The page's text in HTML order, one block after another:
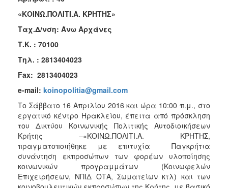
2017
2016
2015
2012
2011
ΔΗΜΟΣ
ΠΟΛΙΤΙΣΜΟΣ
ΑΝΘΕΚΤΙΚΗ
ΠΟΛΗ
«ΚΟΙΝΩ.ΠΟΛΙΤΙ.Α. ΚΡΗΤΗΣ»
Ταχ.Δ/νση: Άνω Αρχάνες
Τ.Κ. : 70100
Τηλ. : 2813404023
Fax: 2813404023
e-mail: koinopolitia@gmail.com
Το Σάββατο 16 Απριλίου 2016 και ώρα 10:00 π.μ., στο
εργατικό κέντρο Ηρακλείου, έπειτα από πρόσκληση
του Δικτύου Κοινωνικής Πολιτικής Αυτοδιοικήσεων
Κρήτης –«ΚΟΙΝΩ.ΠΟΛΙΤΙ.Α. ΚΡΗΤΗΣ,
πραγματοποιήθηκε με επιτυχία Παγκρήτια
συνάντηση εκπροσώπων των φορέων υλοποίησης
κοινωνικών προγραμμάτων (Κοινωφελών
Επιχειρήσεων, ΝΠΙΔ ΟΤΑ, Σωματείων κτλ) και των